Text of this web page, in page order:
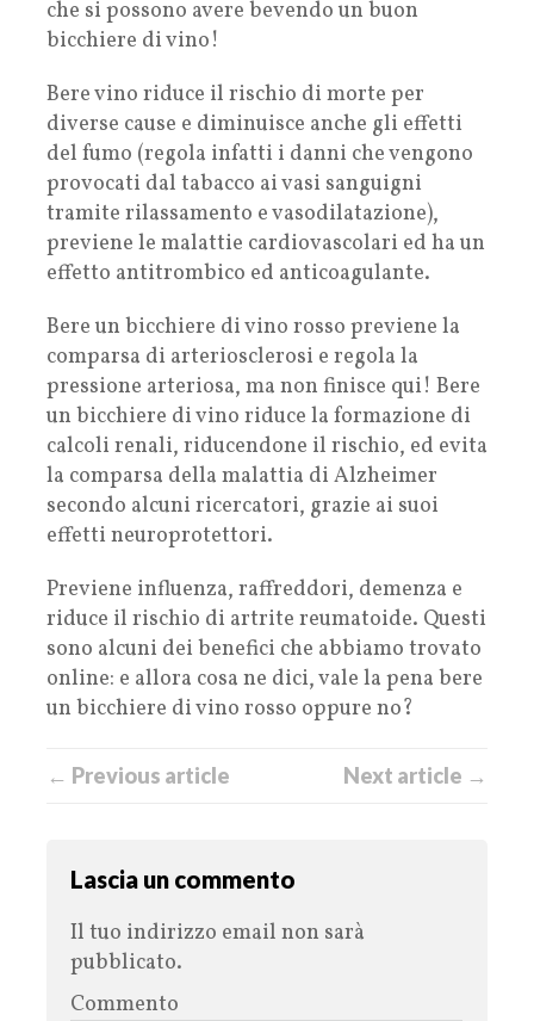
che si possono avere bevendo un buon
bicchiere di vino!
Bere vino riduce il rischio di morte per
diverse cause e diminuisce anche gli effetti
del fumo (regola infatti i danni che vengono
provocati dal tabacco ai vasi sanguigni
tramite rilassamento e vasodilatazione),
previene le malattie cardiovascolari ed ha un
effetto antitrombico ed anticoagulante.
Bere un bicchiere di vino rosso previene la
comparsa di arteriosclerosi e regola la
pressione arteriosa, ma non finisce qui! Bere
un bicchiere di vino riduce la formazione di
calcoli renali, riducendone il rischio, ed evita
la comparsa della malattia di Alzheimer
secondo alcuni ricercatori, grazie ai suoi
effetti neuroprotettori.
Previene influenza, raffreddori, demenza e
riduce il rischio di artrite reumatoide. Questi
sono alcuni dei benefici che abbiamo trovato
online: e allora cosa ne dici, vale la pena bere
un bicchiere di vino rosso oppure no?
← Previous article Next article →
Lascia un commento
Il tuo indirizzo email non sarà
pubblicato.
Commento